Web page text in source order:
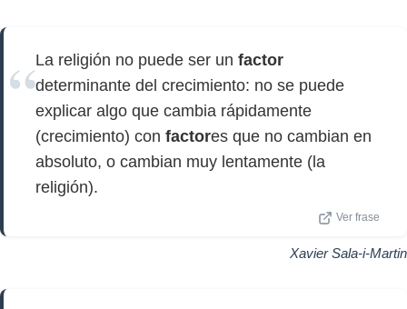
La religión no puede ser un factor
determinante del crecimiento: no se puede
explicar algo que cambia rápidamente
(crecimiento) con factores que no cambian en
absoluto, o cambian muy lentamente (la
religión).
Ver frase
Xavier Sala-i-Martin